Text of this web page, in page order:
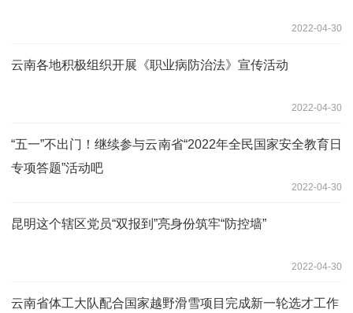
2022-04-30
云南各地积极组织开展《职业病防治法》宣传活动
2022-04-30
“五一”不出门！继续参与云南省“2022年全民国家安全教育日
专项答题”活动吧
2022-04-30
昆明这个辖区党员“双报到”亮身份筑牢“防控墙”
2022-04-30
云南省体工大队配合国家越野滑雪项目完成新一轮选才工作